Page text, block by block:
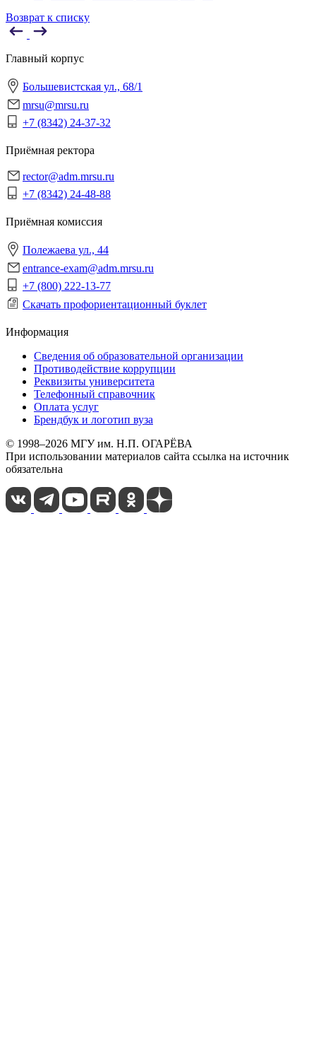
Возврат к списку
Главный корпус
Большевистская ул., 68/1
mrsu@mrsu.ru
+7 (8342) 24-37-32
Приёмная ректора
rector@adm.mrsu.ru
+7 (8342) 24-48-88
Приёмная комиссия
Полежаева ул., 44
entrance-exam@adm.mrsu.ru
+7 (800) 222-13-77
Скачать профориентационный буклет
Информация
Сведения об образовательной организации
Противодействие коррупции
Реквизиты университета
Телефонный справочник
Оплата услуг
Брендбук и логотип вуза
© 1998–2026 МГУ им. Н.П. ОГАРЁВА
При использовании материалов сайта ссылка на источник
обязательна